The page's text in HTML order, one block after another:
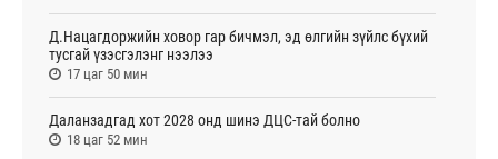
Д.Нацагдоржийн ховор гар бичмэл, эд өлгийн зүйлс бүхий
тусгай үзэсгэлэнг нээлээ
17 цаг 50 мин
Даланзадгад хот 2028 онд шинэ ДЦС-тай болно
18 цаг 52 мин